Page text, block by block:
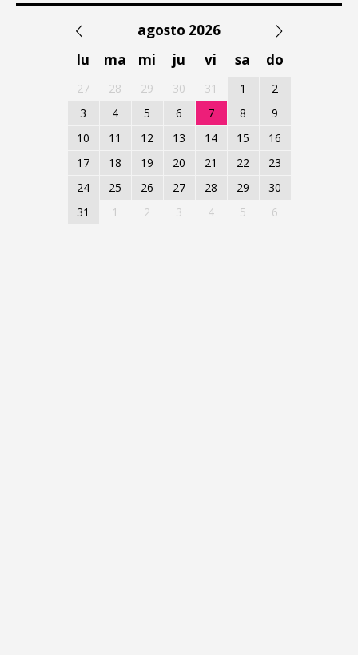
agosto 2026
lu
ma mi ju vi sa do
27 28 29 30 31 1
2
3
4 5 6 7 8
9
10
11 12 13 14 15
16
17
18 19 20 21 22
23
24
25 26 27 28 29
30
31
1 2 3 4 5 6